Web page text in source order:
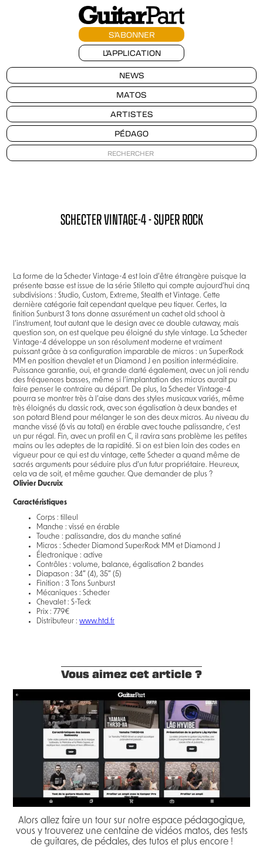
S'ABONNER
L'APPLICATION
NEWS
MATOS
ARTISTES
PÉDAGO
SCHECTER VINTAGE-4 - SUPER ROCK
La forme de la Schecter Vintage-4 est loin d’être étrangère puisque la
présente basse est issue de la série Stiletto qui compte aujourd’hui cinq
subdivisions : Studio, Custom, Extreme, Stealth et Vintage. Cette
dernière catégorie fait cependant quelque peu tiquer. Certes, la
finition Sunburst 3 tons donne assurément un cachet old school à
l’instrument, tout autant que le design avec ce double cutaway, mais
question son, on est quelque peu éloigné du style vintage. La Schecter
Vintage-4 développe un son résolument moderne et vraiment
puissant grâce à sa configuration imparable de micros : un SuperRock
MM en position chevalet et un Diamond J en position intermédiaire.
Puissance garantie, oui, et grande clarté également, avec un joli rendu
des fréquences basses, même si l’implantation des micros aurait pu
faire penser le contraire au départ. De plus, la Schecter Vintage-4
pourra se montrer très à l’aise dans des styles musicaux variés, même
très éloignés du classic rock, avec son égalisation à deux bandes et
son potard Blend pour mélanger le son des deux micros. Au niveau du
manche vissé (6 vis au total) en érable avec touche palissandre, c’est
un pur régal. Fin, avec un profil en C, il ravira sans problème les petites
mains ou les adeptes de la rapidité. Si on est bien loin des codes en
vigueur pour ce qui est du vintage, cette Schecter a quand même de
sacrés arguments pour séduire plus d’un futur propriétaire. Heureux,
cela va de soit, et même gaucher. Que demander de plus ?
Olivier Ducruix
Caractéristiques
Corps : tilleul
Manche : vissé en érable
Touche : palissandre, dos du manche satiné
Micros : Schecter Diamond SuperRock MM et Diamond J
Électronique : active
Contrôles : volume, balance, égalisation 2 bandes
Diapason : 34″ (4), 35″ (5)
Finition : 3 Tons Sunburst
Mécaniques : Schecter
Chevalet : S-Teck
Prix : 779€
Distributeur :www.htd.fr
Vous aimez cet article ?
Alors allez faire un tour sur notre espace pédagogique,
vous y trouverez une centaine de vidéos matos, des tests
de guitares, de pédales, des tutos et plus encore !